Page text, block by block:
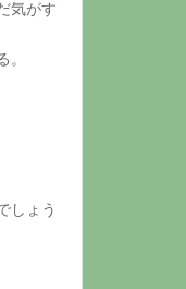
気がす
。
しょう